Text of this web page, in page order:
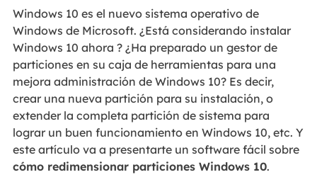
Windows 10 es el nuevo sistema operativo de
Windows de Microsoft. ¿Está considerando instalar
Windows 10 ahora ? ¿Ha preparado un gestor de
particiones en su caja de herramientas para una
mejora administración de Windows 10? Es decir,
crear una nueva partición para su instalación, o
extender la completa partición de sistema para
lograr un buen funcionamiento en Windows 10, etc. Y
este artículo va a presentarte un software fácil sobre
cómo redimensionar particiones Windows 10.